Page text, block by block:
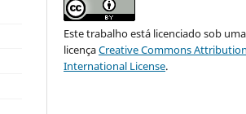
Este trabalho está licenciado sob uma
licençaCreative Commons
International License.